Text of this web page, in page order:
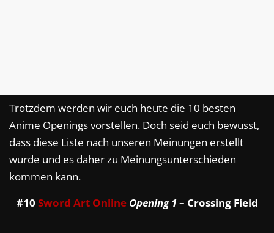
Trotzdem werden wir euch heute die 10 besten
Anime Openings vorstellen. Doch seid euch bewusst,
dass diese Liste nach unseren Meinungen erstellt
wurde und es daher zu Meinungsunterschieden
kommen kann.
#10 Sword Art Online Opening 1– Crossing Field